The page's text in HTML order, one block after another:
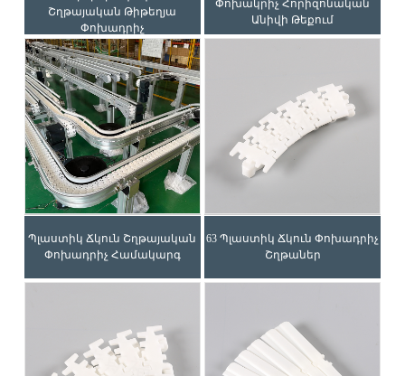
Շղթայական Թիթեղյա
Փոխադրիչ
Փոխակրիչ Հորիզոնական
Անիվի Թեքում
Պլաստիկ Ճկուն Շղթայական
Փոխադրիչ Համակարգ
63 Պլաստիկ Ճկուն Փոխադրիչ
Շղթաներ